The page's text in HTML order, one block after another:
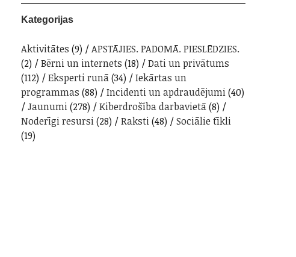
Kategorijas
Aktivitātes (9)
APSTĀJIES. PADOMĀ. PIESLĒDZIES.
(2)
Bērni un internets (18)
Dati un privātums
(112)
Eksperti runā(34)
Iekārtas un
programmas (88) Incidenti un apdraudējumi(40)
Jaunumi(278) Kiberdrošība darbavietā(8)
Noderīgi resursi(28) Raksti(48)
Sociālie tīkli
(19)